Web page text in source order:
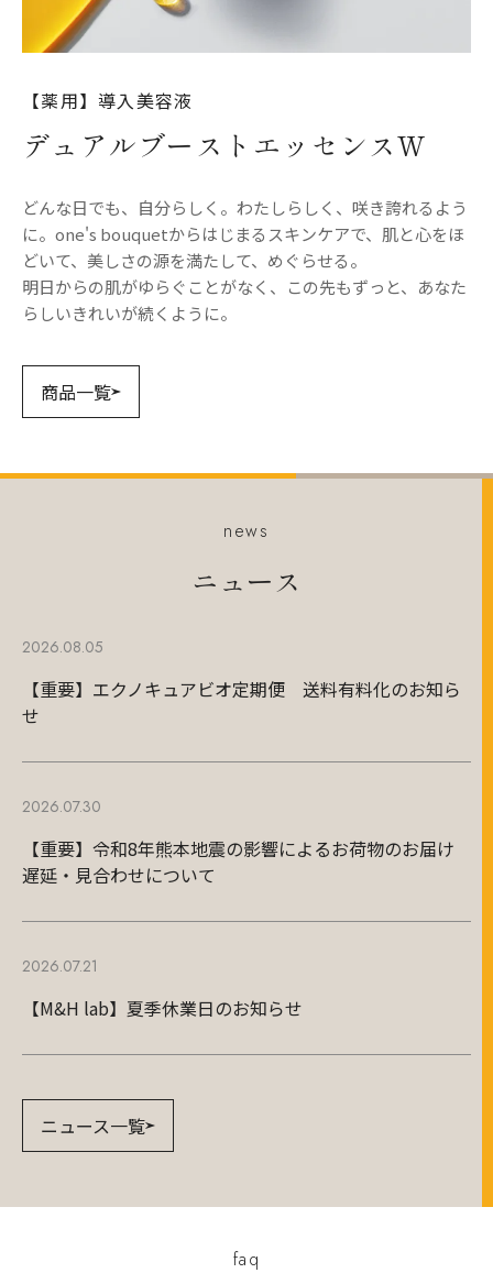
【薬用】導入美容液
デュアルブーストエッセンスW
どんな日でも、自分らしく。わたしらしく、咲き誇れるよう
に。one's bouquetからはじまるスキンケアで、肌と心をほ
どいて、美しさの源を満たして、めぐらせる。
明日からの肌がゆらぐことがなく、この先もずっと、あなた
らしいきれいが続くように。
商品一覧
news
ニュース
2026.08.05
【重要】エクノキュアビオ定期便 送料有料化のお知ら
せ
2026.07.30
【重要】令和8年熊本地震の影響によるお荷物のお届け
遅延・見合わせについて
2026.07.21
【M&H lab】夏季休業日のお知らせ
ニュース一覧
faq